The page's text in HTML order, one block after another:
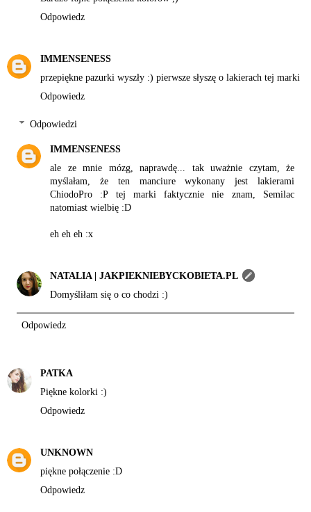
Odpowiedz
IMMENSENESS
przepiękne pazurki wyszły :) pierwsze słyszę o lakierach tej marki
Odpowiedz
Odpowiedzi
IMMENSENESS
ale ze mnie mózg, naprawdę... tak uważnie czytam, że
myślałam, że ten manciure wykonany jest lakierami
ChiodoPro :P tej marki faktycznie nie znam, Semilac
natomiast wielbię :D
eh eh eh :x
NATALIA | JAKPIEKNIEBYCKOBIETA.PL
Domyśliłam się o co chodzi :)
Odpowiedz
PATKA
Piękne kolorki :)
Odpowiedz
UNKNOWN
piękne połączenie :D
Odpowiedz